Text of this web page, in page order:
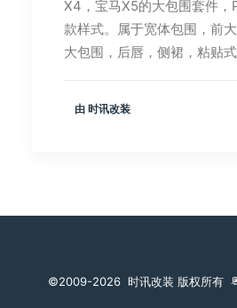
X4，宝马X5的大包围套件，
款样式。属于宽体包围，前
大包围，后唇，侧裙，粘贴
由 时讯改装
©️2009-2026 时讯改装 版权所有